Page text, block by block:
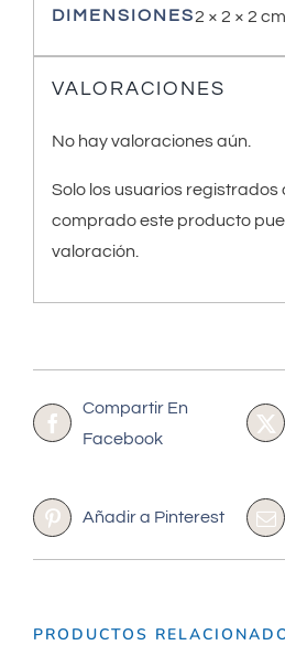
DIMENSIONES2 × 2 × 2 cm
VALORACIONES
No hay valoraciones aún.
Solo los usuarios registrados
comprado este producto
valoración.
Compartir En
Facebook
Añadir a Pinterest
PRODUCTOS